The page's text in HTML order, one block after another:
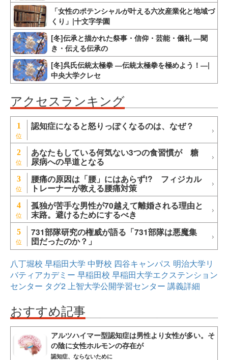
「女性のポテンシャルが叶える六次産業化と地域づ
くり」|十文字学園
[冬]伝承と描かれた祭事・信仰・芸能・儀礼 ―聞
き・伝える伝承の
[冬]呉氏伝統太極拳 ―伝統太極拳を極めよう！―|
中央大学クレセ
アクセスランキング
1 認知症になると怒りっぽくなるのは、なぜ？
2 あなたもしている何気ない3つの食習慣が 糖
尿病への早道となる
3 腰痛の原因は「腰」にはあらず!? フィジカル
トレーナーが教える腰痛対策
4 孤独が苦手な男性が70越えて離婚される理由と
末路。避けるためにするべき
5 731部隊研究の権威が語る「731部隊は悪魔集
団だったのか？」
八丁堀校 早稲田大学 中野校 四谷キャンパス 明治大学リ
バティアカデミー 早稲田校 早稲田大学エクステンション
センター タグ2上智大学公開学習センター 講義詳細
おすすめ記事
アルツハイマー型認知症は男性より女性が多い。そ
の陰に女性ホルモンの存在が
認知症、ならないために